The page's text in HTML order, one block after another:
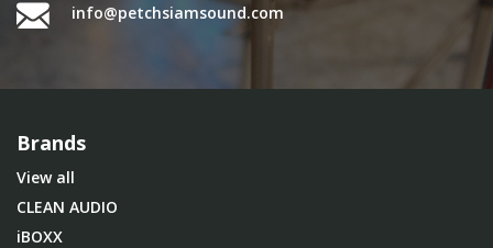
info@petchsiamsound.com
Brands
View all
CLEAN AUDIO
iBOXX